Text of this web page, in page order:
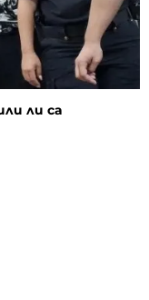
ли са